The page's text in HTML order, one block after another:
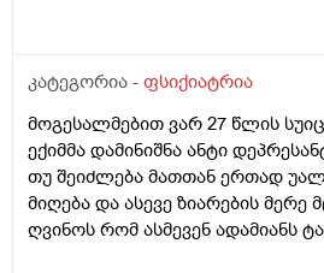
რომ "უბრალოდ არ ჭამა"
მედიკამენტებითაც არ არის
კატეგორია - ფსიქიატრია
მოგესალმებით ვარ 27 წლის
ექიმმა დამინიშნა ანტი
თუ შეიძლება მათთან ერთად
მიღება და ასევე ზიარების
ღვინოს რომ ასმევენ ადამიანს